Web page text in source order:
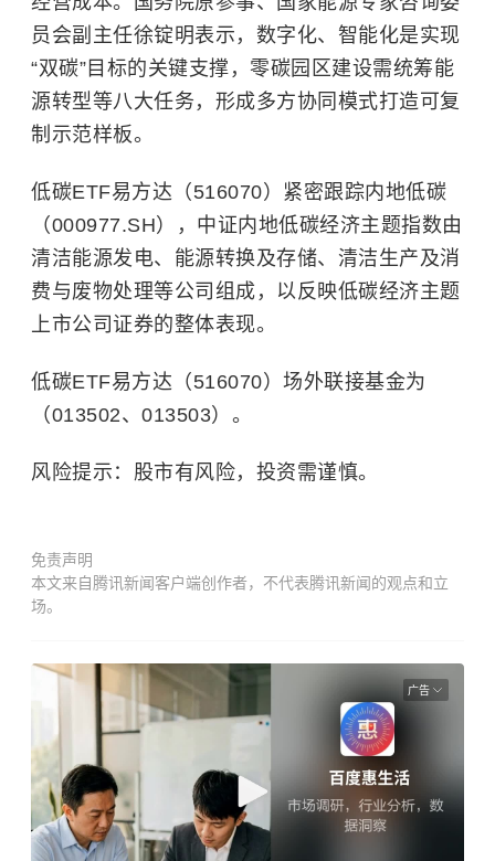
员会副主任徐锭明表示，数字化、智能化是实现
“双碳”目标的关键支撑，零碳园区建设需统筹能
源转型等八大任务，形成多方协同模式打造可复
制示范样板。
低碳ETF易方达（516070）紧密跟踪内地低碳
（000977.SH），中证内地低碳经济主题指数由
清洁能源发电、能源转换及存储、清洁生产及消
费与废物处理等公司组成，以反映低碳经济主题
上市公司证券的整体表现。
低碳ETF易方达（516070）场外联接基金为
（013502、013503）。
风险提示：股市有风险，投资需谨慎。
免责声明
本文来自腾讯新闻客户端创作者，不代表腾讯新闻的观点和立
场。
广告